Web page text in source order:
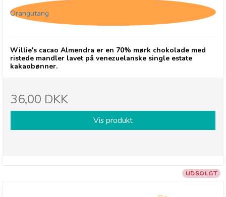
Orangutang
Willie's cacao Almendra er en 70% mørk chokolade med
ristede mandler lavet på venezuelanske single estate
kakaobønner.
36,00 DKK
Vis produkt
UDSOLGT